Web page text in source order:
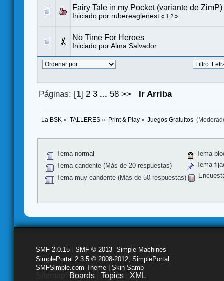
Fairy Tale in my Pocket (variante de ZimP)
Iniciado por rubereaglenest « 1 2 »
No Time For Heroes
Iniciado por Alma Salvador
Páginas: [1]2 3 ... 58 >> Ir Arriba
La BSK » TALLERES» Print & Play» Juegos Gratuitos
Tema normal
Tema candente (Más de 20 respuestas)
Tema muy candente (Más de 50 respuestas)
Tema
Tema
SMF 2.0.15 SMF © 2013 Simple Machines
SimplePortal 2.3.5 © 2008-2012, SimplePortal
SMFSimple.com Theme | Skin Samp
Boards Topics XML